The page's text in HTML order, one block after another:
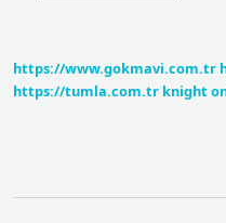
https://www.gokmavi.com.tr
https://tumla.com.tr knight